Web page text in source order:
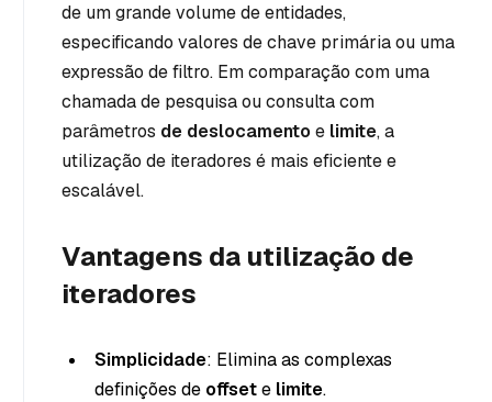
de um grande volume de entidades,
especificando valores de chave primária ou uma
expressão de filtro. Em comparação com uma
chamada de pesquisa ou consulta com
parâmetros de deslocamento e limite, a
utilização de iteradores é mais eficiente e
escalável.
Vantagens da utilização de
iteradores
Simplicidade: Elimina as complexas
definições de offsete limite.